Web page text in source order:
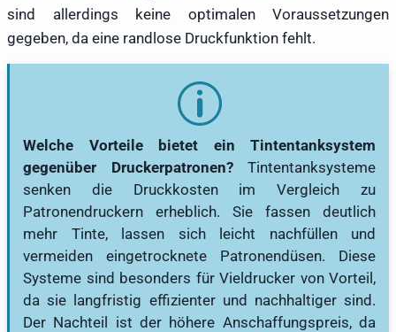
sind allerdings keine optimalen Voraussetzungen
gegeben, da eine randlose Druckfunktion fehlt.
Welche Vorteile bietet ein Tintentanksystem
gegenüber Druckerpatronen?Tintentanksysteme
senken die Druckkosten im Vergleich zu
Patronendruckern erheblich. Sie fassen deutlich
mehr Tinte, lassen sich leicht nachfüllen und
vermeiden eingetrocknete Patronendüsen. Diese
Systeme sind besonders für Vieldrucker von Vorteil,
da sie langfristig effizienter und nachhaltiger sind.
Der Nachteil ist der höhere Anschaffungspreis, da